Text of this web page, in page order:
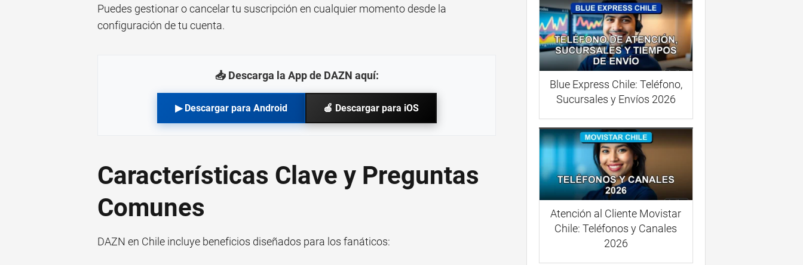
Puedes gestionar o cancelar tu suscripción en cualquier momento desde la
configuración de tu cuenta.
📥 Descarga la App de DAZN aquí:
▶ Descargar para Android 🍎 Descargar para iOS
Características Clave y Preguntas
Comunes
DAZN en Chile incluye beneficios diseñados para los fanáticos:
Blue Express Chile: Teléfono,
Sucursales y Envíos 2026
Atención al Cliente Movistar
Chile: Teléfonos y Canales
2026